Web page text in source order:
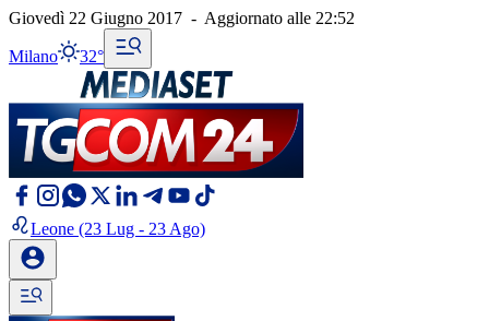
Giovedì 22 Giugno 2017 - Aggiornato alle 22:52
Milano 32°
Leone (23 Lug - 23 Ago)